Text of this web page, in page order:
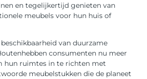
en tegelijkertijd genieten van
meubels voor hun huis of
van duurzame
consumenten nu meer
hun ruimtes in te richten met
meubelstukken die de planeet